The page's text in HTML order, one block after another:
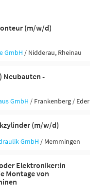
(m/w/d)
GmbH / Nidderau, Rheinau
Neubauten -
GmbH / Frankenberg / Eder
(m/w/d)
GmbH / Memmingen
Elektroniker:in
Montage von